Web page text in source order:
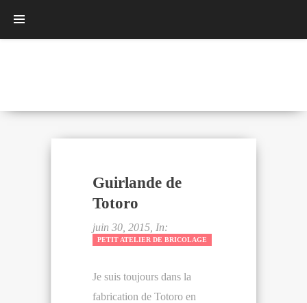
Guirlande de
Totoro
juin 30, 2015, In:
PETIT ATELIER DE BRICOLAGE
Je suis toujours dans la
fabrication de Totoro en